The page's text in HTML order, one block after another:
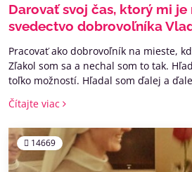
Darovať svoj čas, ktorý mi je
svedectvo dobrovoľníka
Pracovať ako dobrovoľník na mieste,
Zľakol som sa a nechal som to tak.
toľko možností. Hľadal som ďalej a
moja cesta. Žeby toto mal byť ten môj
rozhodnutie dozrel a prihlásil som sa.
Čítajte viac
14669